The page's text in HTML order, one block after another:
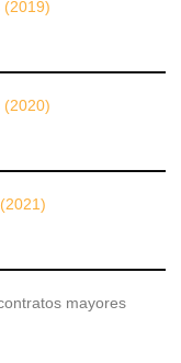
(2019)
(2020)
mayores